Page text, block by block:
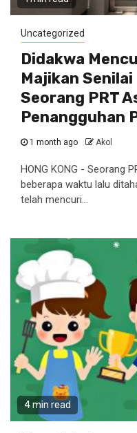
Uncategorized
Didakwa
Majikan
Seorang PRT
Penangguhan
1 month ago Akol
HONG KONG - Seorang
beberapa waktu lalu
telah mencuri...
4 min read